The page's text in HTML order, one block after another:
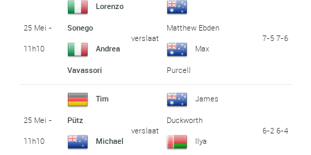
25 Mei -
11h10
Lorenzo
Sonego
Andrea
Vavassori
verslaat
Matthew Ebden
Max
Purcell
7-5 7-6
25 Mei -
11h10
Tim
Pütz
Michael
verslaat
James
Duckworth
Ilya
6-2 6-4